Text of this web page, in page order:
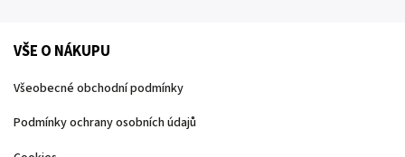
VŠE O NÁKUPU
Všeobecné obchodní podmínky
Podmínky ochrany osobních údajů